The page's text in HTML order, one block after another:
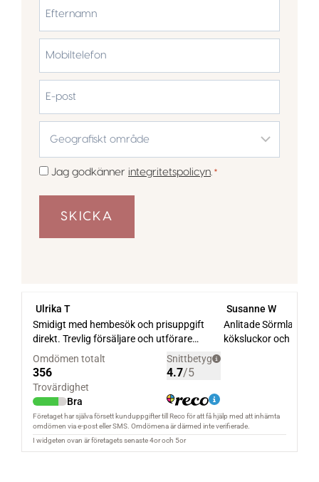
Efternamn
post
område
*
Samtycke
Jag godkänner integritetspolicyn. *